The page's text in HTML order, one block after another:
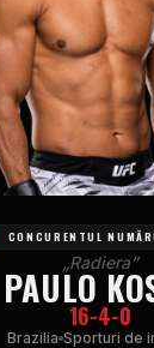
CONCURENTUL
„Radiera”
PAULO
16-4-0
Brazilia Sporturi de